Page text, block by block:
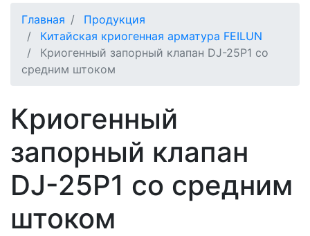
Главная
Продукция
Китайская криогенная арматура FEILUN
Криогенный запорный клапан DJ-25P1 со
средним штоком
Криогенный
запорный клапан
DJ-25P1 со средним
штоком